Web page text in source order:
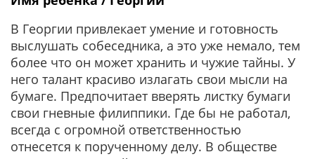
В Георгии привлекает умение и готовность
выслушать собеседника, а это уже немало, тем
более что он может хранить и чужие тайны. У
него талант красиво излагать свои мысли на
бумаге. Предпочитает вверять листку бумаги
свои гневные филиппики. Где бы не работал,
всегда с огромной ответственностью
отнесется к порученному делу. В обществе